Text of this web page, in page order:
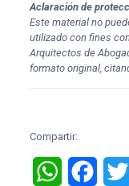
Aclaración de
Este material no
utilizado con fines
Arquitectos de
formato original,
Compartir:
WhatsApp